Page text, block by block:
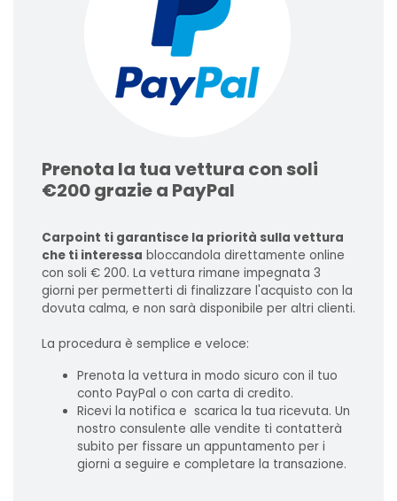
Prenota la tua vettura con soli
€200 grazie a PayPal
Carpoint ti garantisce la priorità sulla vettura
che ti interessa bloccandola direttamente online
con soli € 200. La vettura rimane impegnata 3
giorni per permetterti di finalizzare l'acquisto con la
dovuta calma, e non sarà disponibile per altri clienti.
La procedura è semplice e veloce:
Prenota la vettura in modo sicuro con il tuo
conto PayPal o con carta di credito.
Ricevi la notifica e scarica la tua ricevuta. Un
nostro consulente alle vendite ti contatterà
subito per fissare un appuntamento per i
giorni a seguire e completare la transazione.